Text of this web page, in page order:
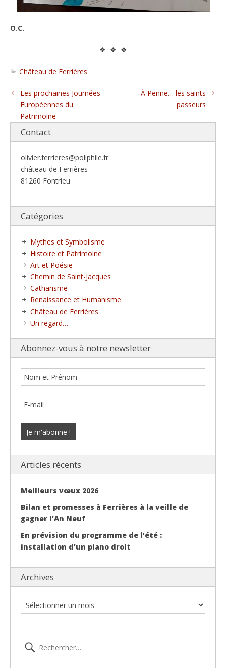
O.C.
❖ ❖ ❖
Château de Ferrières
Les prochaines Journées
Européennes du
Patrimoine
À Penne… les saints
passeurs
Contact
olivier.ferrieres@poliphile.fr
château de Ferrières
81260 Fontrieu
Catégories
Mythes et Symbolisme
Histoire et Patrimoine
Art et Poésie
Chemin de Saint-Jacques
Catharisme
Renaissance et Humanisme
Château de Ferrières
Un regard…
Abonnez-vous à notre newsletter
Articles récents
Meilleurs vœux 2026
Bilan et promesses à Ferrières à la veille de
gagner l’An Neuf
En prévision du programme de l’été :
installation d’un piano droit
Archives